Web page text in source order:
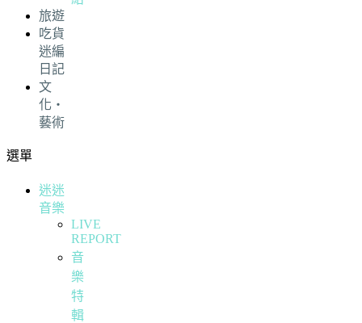
旅遊
吃貨
迷編
日記
文
化・
藝術
選單
迷迷
音樂
LIVE
REPORT
音
樂
特
輯